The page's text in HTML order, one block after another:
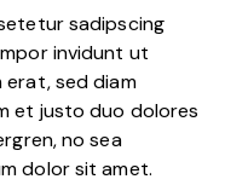
sadipscing
invidunt ut
erat, sed diam
et justo duo dolores
no sea
dolor sit amet.